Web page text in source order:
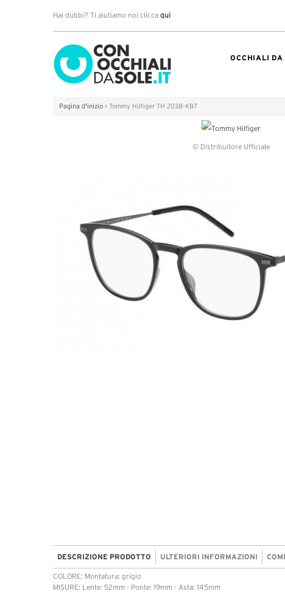
Hai dubbi? Ti aiutiamo noi clicca qui
OCCHIALI DA
Pagina d'inizio > Tommy Hilfiger TH 2038-KB7
© Distribuitore Ufficiale
DESCRIZIONE PRODOTTO ULTERIORI INFORMAZIONI
COLORE: Montatura: grigio
MISURE: Lente: 52mm - Ponte: 19mm - Asta: 145mm